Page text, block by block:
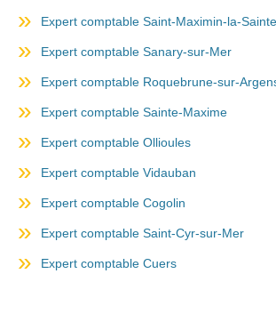
Expert comptable Saint-Maximin-la-
Expert comptable Sanary-sur-Mer
Expert comptable Roquebrune-sur-
Expert comptable Sainte-Maxime
Expert comptable Ollioules
Expert comptable Vidauban
Expert comptable Cogolin
Expert comptable Saint-Cyr-sur-Mer
Expert comptable Cuers